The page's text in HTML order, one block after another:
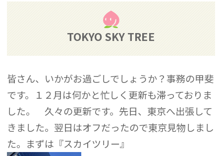
TOKYO SKY TREE
皆さん、いかがお過ごしでしょうか？事務の甲斐
です。１２月は何かと忙しく更新も滞っておりま
した。 久々の更新です。先日、東京へ出張して
きました。翌日はオフだったので東京見物しまし
た。まずは『スカイツリー』